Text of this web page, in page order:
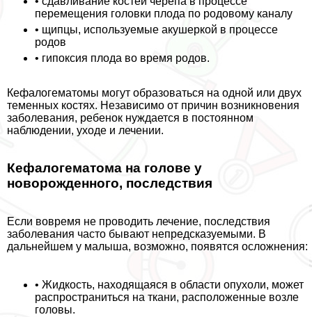
перемещения головки плода по родовому каналу
• щипцы, используемые акушеркой в процессе
родов
• гипоксия плода во время родов.
Кефалогематомы могут образоваться на одной или двух
теменных костях. Независимо от причин возникновения
заболевания, ребенок нуждается в постоянном
наблюдении, уходе и лечении.
Кефалогематома на голове у
новорожденного, последствия
Если вовремя не проводить лечение, последствия
заболевания часто бывают непредсказуемыми. В
дальнейшем у малыша, возможно, появятся осложнения:
• Жидкость, находящаяся в области опухоли, может
распространиться на ткани, расположенные возле
головы.